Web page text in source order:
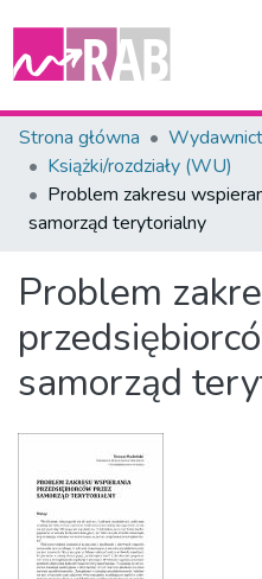
Zespoły i Kolekcje
Statystyka
Całe Repozytorium
Strona główna
Książki/rozdziały (WU)
Problem zakresu
samorząd terytorialny
Problem
samorząd